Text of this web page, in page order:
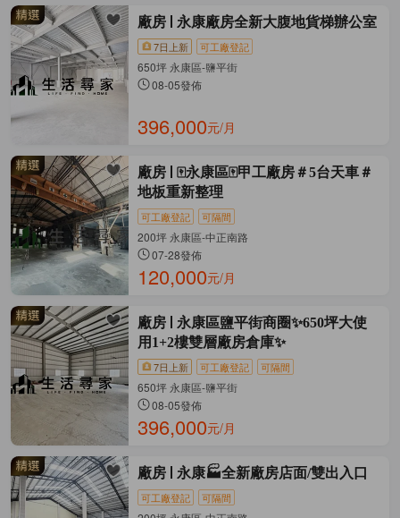
廠房 永康廠房全新大腹地貨梯辦公室
7日上新 可工廠登記
650坪 永康區-鹽平街
08-05發佈
396,000元/月
廠房
🀄永康區🀄甲工廠房＃5台天車＃
地板重新整理
可工廠登記 可隔間
200坪 永康區-中正南路
07-28發佈
120,000元/月
廠房
永康區鹽平街商圈✨650坪大使
用1+2樓雙層廠房倉庫✨
7日上新 可工廠登記 可隔間
650坪 永康區-鹽平街
08-05發佈
396,000元/月
廠房 永康🏭全新廠房店面/雙出入口
可工廠登記 可隔間